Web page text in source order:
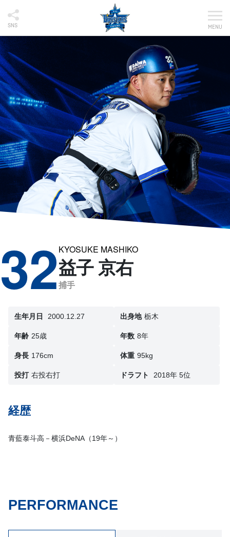
SNS MENU
32 KYOSUKE MASHIKO
益子 京右
捕手
生年月日 2000.12.27 出身地 栃木
年齢 25歳 年数 8年
身長 176cm 体重 95kg
投打 右投右打 ドラフト 2018年 5位
経歴
青藍泰斗高－横浜DeNA（19年～）
PERFORMANCE